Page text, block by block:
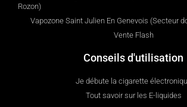
Rozon)
Vapozone Saint Julien En Genevois (Secteur
Vente Flash
Conseils d'utilisation
Je débute la cigarette
Tout savoir sur les E-liquides